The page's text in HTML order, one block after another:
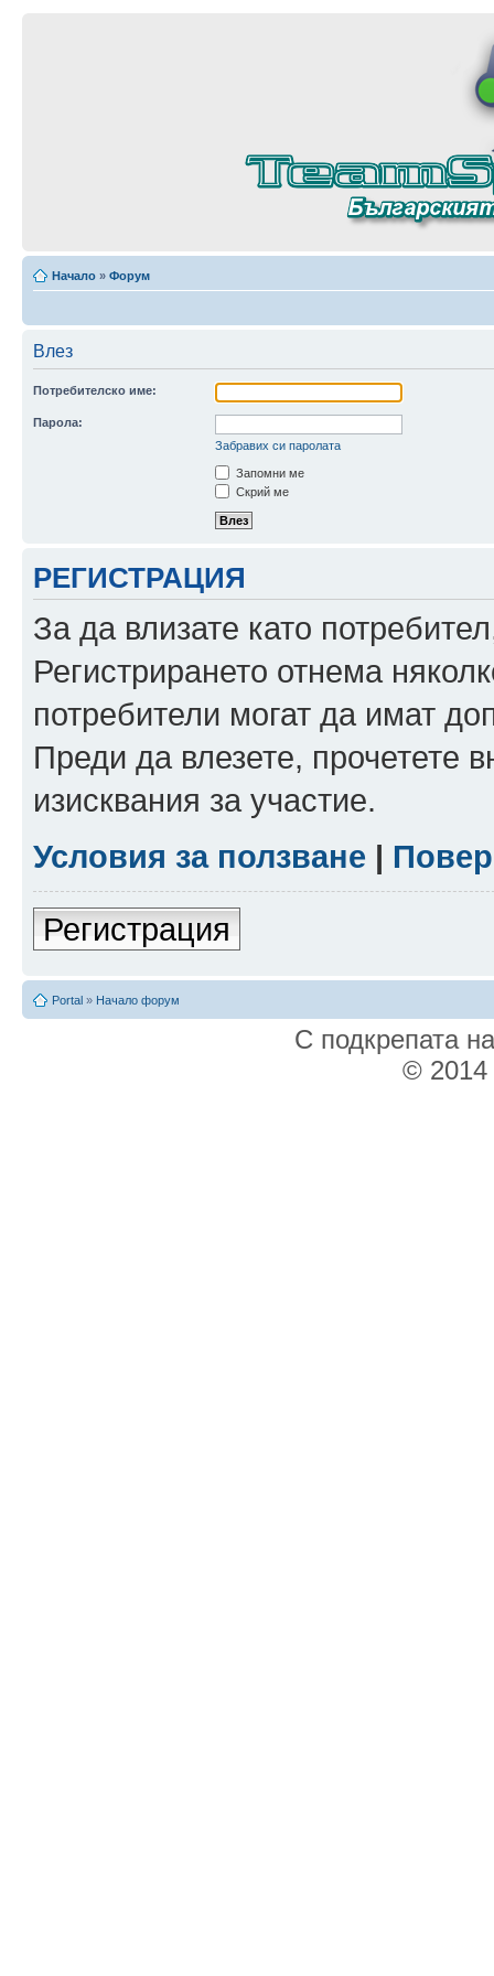
Начало » Форум
Влез
Потребителско име:
Парола:
Забравих си паролата
Запомни ме
Скрий ме
РЕГИСТРАЦИЯ
За да влизате като
Регистрирането отнема
потребители могат да имат
Преди да влезете, прочетете
изисквания за участие.
Условия за ползване |
Регистрация
Portal » Начало форум
С подкрепата
© 2014